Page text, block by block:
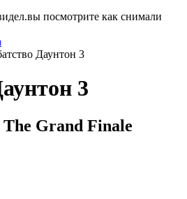
посмотрите как снимали
Даунтон 3
3
Grand Finale